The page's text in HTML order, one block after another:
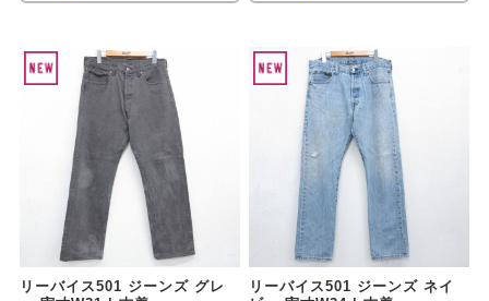
古着コラム
メディア・イベント情報
Youtube 古着屋Rush Out チャンネル
スタッフコーディネート
リーバイス501 ジーンズ グレ
リーバイス501 ジーンズ ネイ